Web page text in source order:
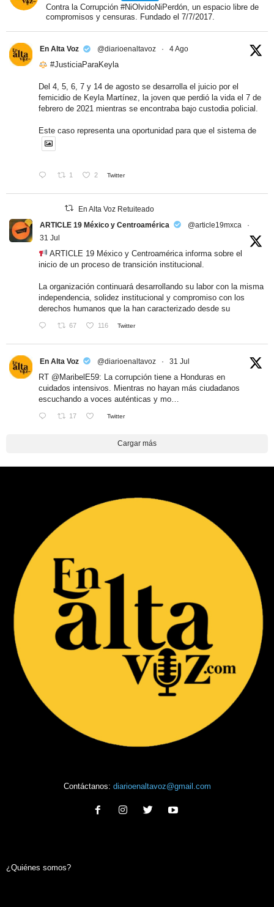
Contra la Corrupción #NiOlvidoNiPerdón, un espacio libre de
compromisos y censuras. Fundado el 7/7/2017.
En Alta Voz @diarioenaltavoz · 4 Ago
#JusticiaParaKeyla
Del 4, 5, 6, 7 y 14 de agosto se desarrolla el juicio por el
femicidio de Keyla Martínez, la joven que perdió la vida el 7 de
febrero de 2021 mientras se encontraba bajo custodia policial.
Este caso representa una oportunidad para que el sistema de
1 2 Twitter
En Alta Voz Retuiteado
ARTICLE 19 México y Centroamérica
@article19mxca
·
31 Jul
ARTICLE 19 México y Centroamérica informa sobre el
inicio de un proceso de transición institucional.
La organización continuará desarrollando su labor con la misma
independencia, solidez institucional y compromiso con los
derechos humanos que la han caracterizado desde su
67 116 Twitter
En Alta Voz @diarioenaltavoz · 31 Jul
RT @MaribelE59: La corrupción tiene a Honduras en
cuidados intensivos. Mientras no hayan más ciudadanos
escuchando a voces auténticas y mo…
17 Twitter
Cargar más
Contáctanos: diarioenaltavoz@gmail.com
¿Quiénes somos?